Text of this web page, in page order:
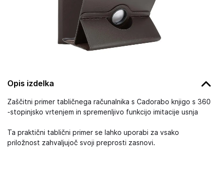
Opis izdelka
Zaščitni primer tabličnega računalnika s Cadorabo knjigo s 360
-stopinjsko vrtenjem in spremenljivo funkcijo imitacije usnja
Ta praktični tablični primer se lahko uporabi za vsako
priložnost zahvaljujoč svoji preprosti zasnovi.